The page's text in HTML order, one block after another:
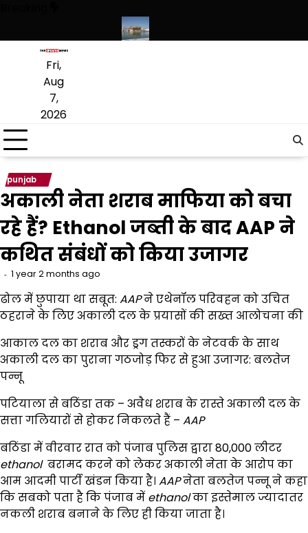
content
Fri,
Aug
7,
2026
punjab
अकाली नेता शराब माफिया को बचा
रहे हैं? Ethanol जब्ती के बाद AAP ने
कथित संबंधों को किया उजागर
1 year 2 months ago
ढोल में छुपाया था सबूत: AAPने एथेनॉल परिवहन को उचित
ठहराने के लिए अकाली दल के प्रयासों की सख्त आलोचना की
आकाल दल का शराब और ड्रग तस्करों के नेटवर्क के साथ
अकाली दल का पुराना गठजोड़ फिर से हुआ उजागर: बलतेज
पन्नू
पटियाला से बठिंडा तक – अवैध शराब के रास्ते अकाली दल के
सत्ता गलियारों से होकर निकलते हैं – AAP
बठिंडा में वीरवार रात को पंजाब पुलिस द्वारा 80,000 लीटर
ethanol बरामद करने को लेकर अकाली नेता के आरोप का
आम आदमी पार्टी खंडन किया है। AAPनेता बलतेज पन्नू ने कहा
कि सबको पता है कि पंजाब में ethanolका इस्तेमाल ज्यादातर
नकली शराब बनाने के लिए ही किया जाता है।